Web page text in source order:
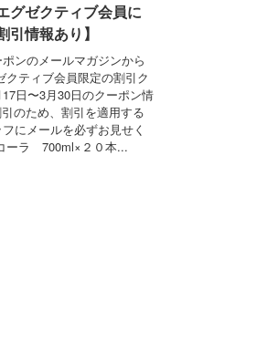
グゼクティブ会員に
引情報あり】
ンのメールマガジンから
クティブ会員限定の割引ク
日〜3月30日のクーポン情
のため、割引を適用する
にメールを必ずお見せく
ーラ 700ml×２０本...